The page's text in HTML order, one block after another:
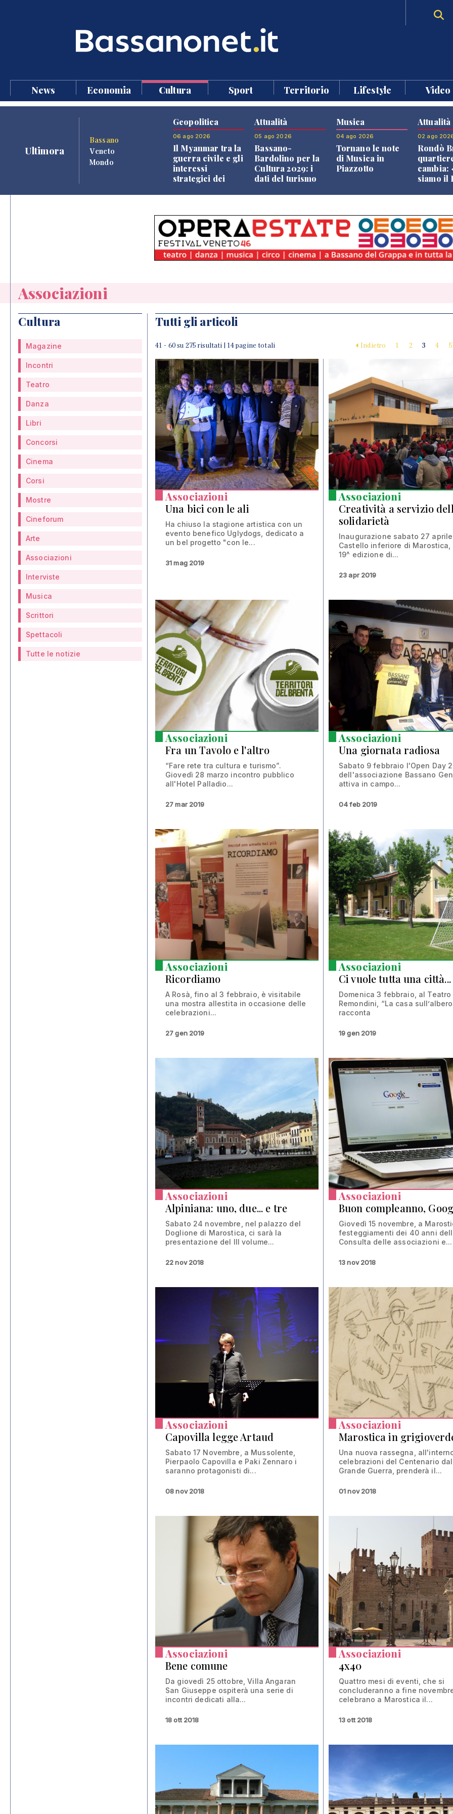
News Economia Cultura Sport Territorio Lifestyle Video
Ultimora
Bassano
Veneto
Mondo
Geopolitica
06 ago 2026
Il Myanmar tra la
guerra civile e gli
interessi
strategici dei
Attualità
05 ago 2026
Bassano-
Bardolino per la
Cultura 2029: i
dati del turismo
Musica
04 ago 2026
Tornano le note
di Musica in
Piazzotto
Attualità
02 ago
Rondò
cambia:
siamo il
Associazioni
Cultura
Magazine
Incontri
Teatro
Danza
Libri
Concorsi
Cinema
Corsi
Mostre
Cineforum
Arte
Associazioni
Interviste
Musica
Scrittori
Spettacoli
Tutte le notizie
Tutti gli articoli
41 - 60 su 275 risultati | 14 pagine totali Indietro 1 2 3 4 5
Associazioni
Una bici con le ali
Ha chiuso la stagione artistica con un
evento benefico Uglydogs, dedicato a
un bel progetto "con le...
31 mag 2019
Associazioni
Creatività a servizio
solidarietà
Inaugurazione sabato 27
Castello inferiore di Marostica,
19^ edizione di...
23 apr 2019
Associazioni
Fra un Tavolo e l'altro
“Fare rete tra cultura e turismo”.
Giovedì 28 marzo incontro pubblico
all'Hotel Palladio...
27 mar 2019
Associazioni
Una giornata radiosa
Sabato 9 febbraio l'Open Day
dell'associazione Bassano
attiva in campo...
04 feb 2019
Associazioni
Ricordiamo
A Rosà, fino al 3 febbraio, è visitabile
una mostra allestita in occasione delle
celebrazioni...
27 gen 2019
Associazioni
Ci vuole tutta una città...
Domenica 3 febbraio, al Teatro
Remondini, “La casa
racconta
19 gen 2019
Associazioni
Alpiniana: uno, due... e tre
Sabato 24 novembre, nel palazzo del
Doglione di Marostica, ci sarà la
presentazione del III volume...
22 nov 2018
Associazioni
Buon compleanno,
Giovedì 15 novembre, a
festeggiamenti dei 40 anni
Consulta delle associazioni e...
13 nov 2018
Associazioni
Capovilla legge Artaud
Sabato 17 Novembre, a Mussolente,
Pierpaolo Capovilla e Paki Zennaro i
saranno protagonisti di...
08 nov 2018
Associazioni
Marostica in
Una nuova rassegna,
celebrazioni del Centenario
Grande Guerra, prenderà il...
01 nov 2018
Associazioni
Bene comune
Da giovedì 25 ottobre, Villa Angaran
San Giuseppe ospiterà una serie di
incontri dedicati alla...
18 ott 2018
Associazioni
4x40
Quattro mesi di eventi, che si
concluderanno a fine
celebrano a Marostica il...
13 ott 2018